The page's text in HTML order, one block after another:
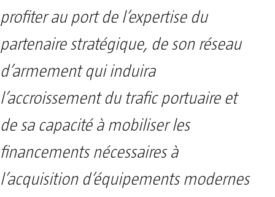
profiter au port de l’expertise du
partenaire stratégique, de son réseau
d’armement qui induira
l’accroissement du trafic portuaire et
de sa capacité à mobiliser les
financements nécessaires à
l’acquisition d’équipements modernes